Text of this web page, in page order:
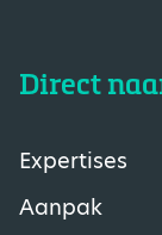
Direct
Expertises
Aanpak